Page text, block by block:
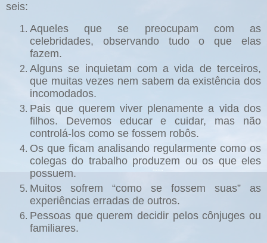
seis:
Aqueles que se preocupam com as
celebridades, observando tudo o que elas
fazem.
Alguns se inquietam com a vida de terceiros,
que muitas vezes nem sabem da existência dos
incomodados.
Pais que querem viver plenamente a vida dos
filhos. Devemos educar e cuidar, mas não
controlá-los como se fossem robôs.
Os que ficam analisando regularmente como os
colegas do trabalho produzem ou os que eles
possuem.
Muitos sofrem “como se fossem suas” as
experiências erradas de outros.
Pessoas que querem decidir pelos cônjuges ou
familiares.